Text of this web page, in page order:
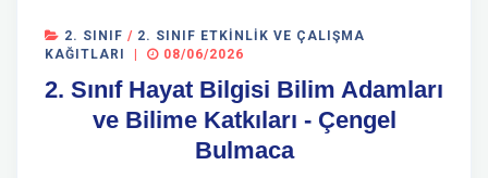
2. SINIF / 2. SINIF ETKINLIK VE ÇALIŞMA
KAĞITLARI
| 08/06/2026
2. Sınıf Hayat Bilgisi Bilim Adamları
ve Bilime Katkıları - Çengel
Bulmaca